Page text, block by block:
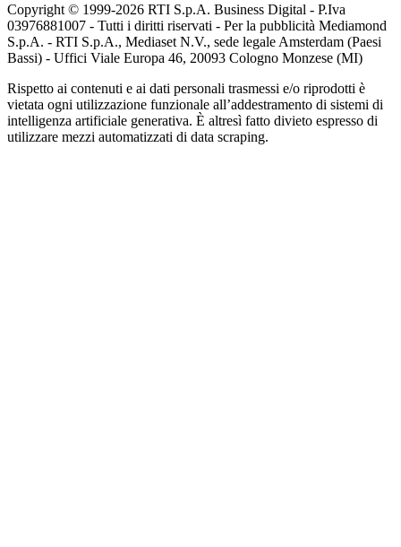
Copyright © 1999-2026 RTI S.p.A. Business Digital - P.Iva
03976881007 - Tutti i diritti riservati - Per la pubblicità Mediamond
S.p.A. - RTI S.p.A., Mediaset N.V., sede legale Amsterdam (Paesi
Bassi) - Uffici Viale Europa 46, 20093 Cologno Monzese (MI)
Rispetto ai contenuti e ai dati personali trasmessi e/o riprodotti è
vietata ogni utilizzazione funzionale all’addestramento di sistemi di
intelligenza artificiale generativa. È altresì fatto divieto espresso di
utilizzare mezzi automatizzati di data scraping.